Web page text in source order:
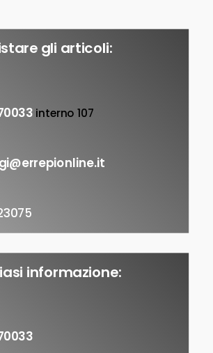
gli articoli:
interno 107
informazione: